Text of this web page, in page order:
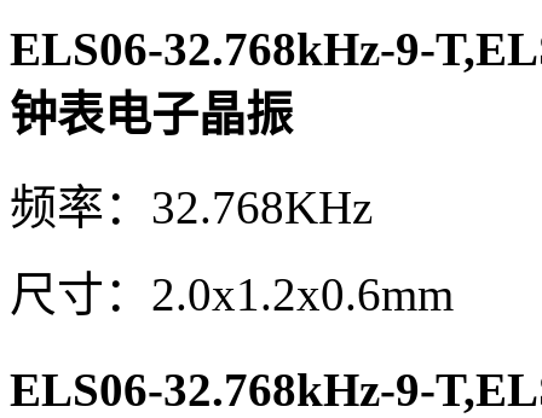
ELS06-32.768kHz-9-
钟表电子晶振
频率：32.768KHz
尺寸：2.0x1.2x0.6mm
ELS06-32.768kHz-9-